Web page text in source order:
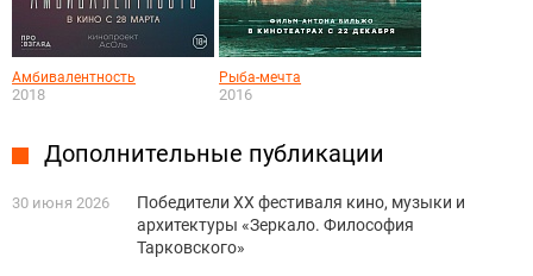
Амбивалентность
2018
Рыба-мечта
2016
Дополнительные публикации
30 июня 2026
Победители XX фестиваля кино, музыки и
архитектуры «Зеркало. Философия
Тарковского»